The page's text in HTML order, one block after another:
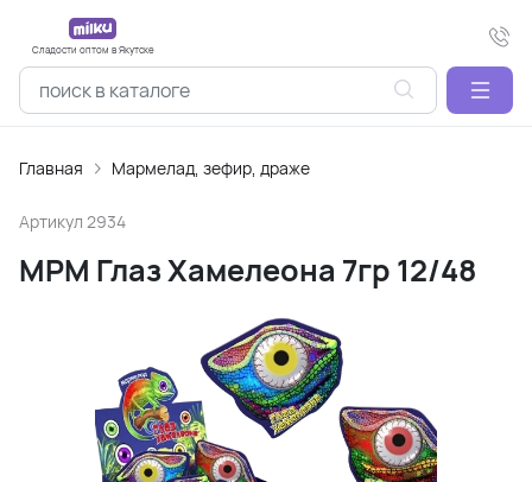
Сладости оптом в Якутске
Главная Мармелад, зефир, драже
Артикул 2934
МРМ Глаз Хамелеона 7гр 12/48